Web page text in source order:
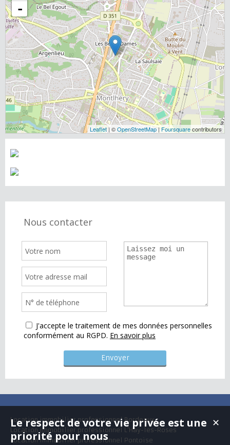
-
Leaflet| ©OpenStreetMap|Foursquarecontributors
Nous contacter
J'accepte le traitement de mes données personnelles
conformément au RGPD. En savoir plus
Location immobilier professionnel Bordeaux
Location immobilier professionnel L'Haÿ-les-Roses
Location immobilier professionnel Pontoise
✕
Le respect de votre vie privée est une
priorité pour nous